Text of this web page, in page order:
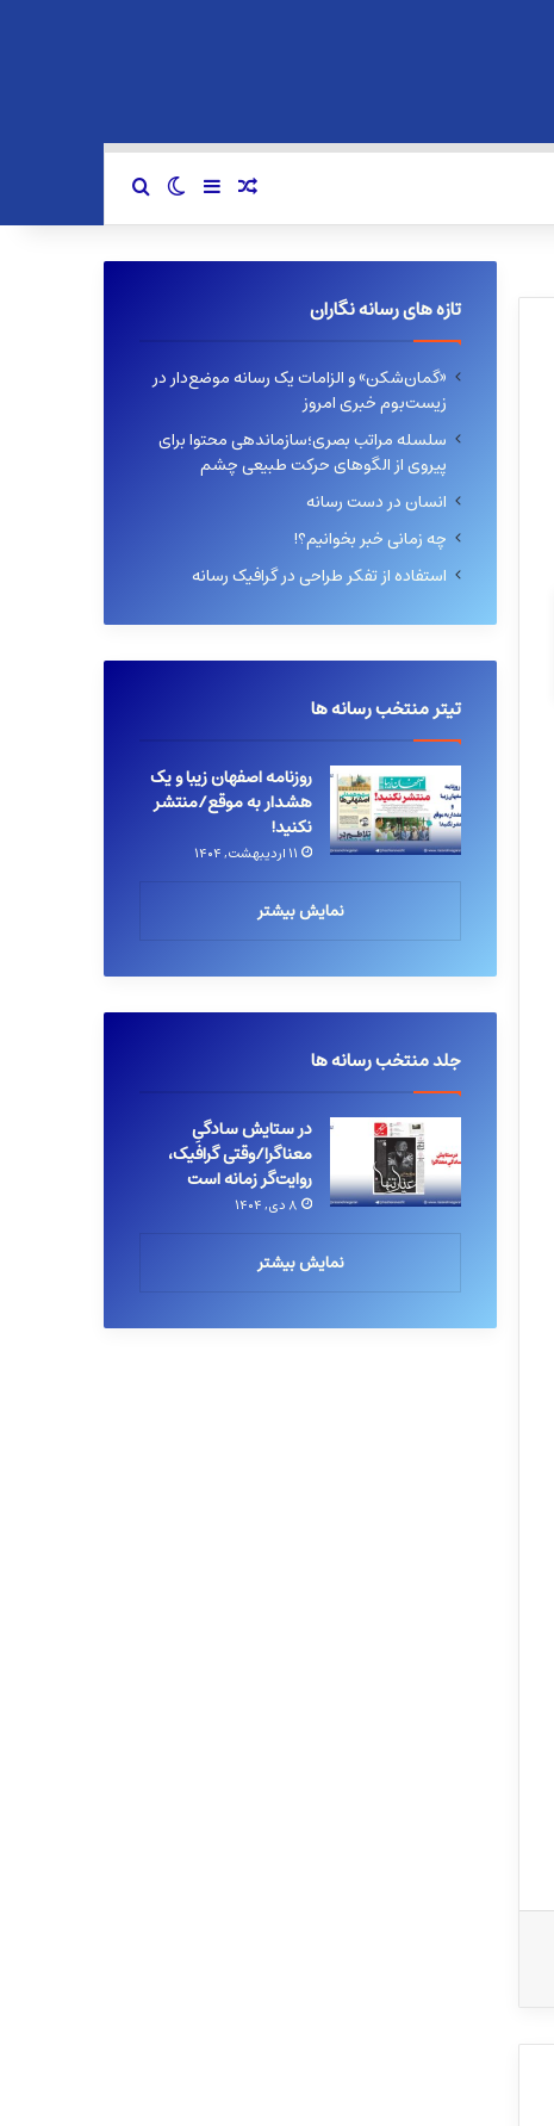
نوشته تصادفی
سایدبارتغییر پوسته
تازه های رسانه نگاران
«گمان‌شکن» و الزامات یک رسانه موضع‌دار در
زیست‌بوم خبری امروز
سلسله مراتب بصری؛سازماندهی محتوا برای
پیروی از الگوهای حرکت طبیعی چشم
انسان در دست رسانه
چه زمانی خبر بخوانیم؟!
استفاده از تفکر طراحی در گرافیک رسانه
تیتر منتخب رسانه ها
روزنامه اصفهان زیبا و یک
هشدار به موقع/منتشر
نکنید!
۱۱ اردیبهشت, ۱۴۰۴
نمایش بیشتر
جلد منتخب رسانه ها
در ستایش سادگیِ
معناگرا/وقتی گرافیک،
روایت‌گر زمانه است
۸ دی, ۱۴۰۴
نمایش بیشتر